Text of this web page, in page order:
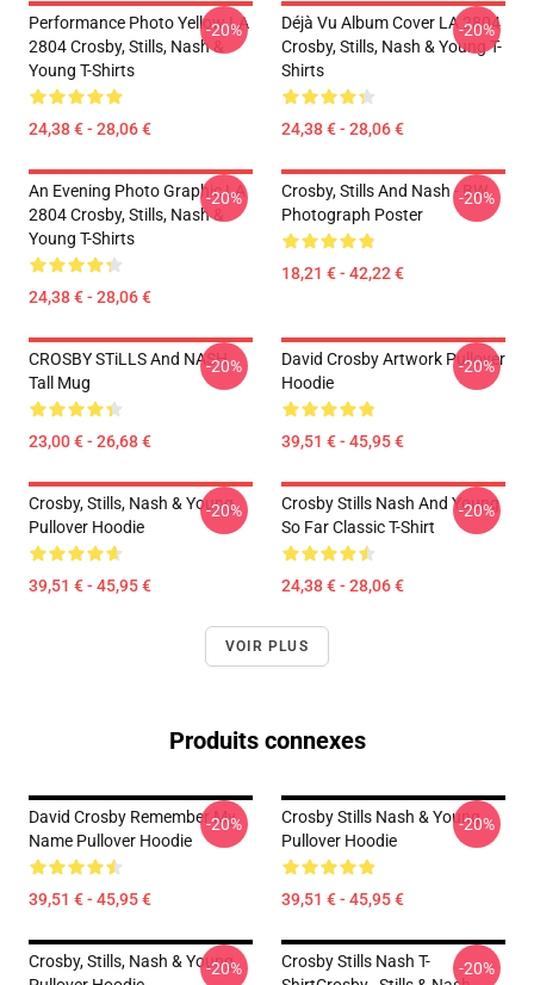
Performance Photo Yellow LA
2804 Crosby, Stills, Nash &
Young T-Shirts
24,38 € - 28,06 €
-20%
Déjà Vu Album Cover LA 2804
Crosby, Stills, Nash & Young T-
Shirts
24,38 € - 28,06 €
-20%
An Evening Photo Graphic LA
2804 Crosby, Stills, Nash &
Young T-Shirts
24,38 € - 28,06 €
-20%
Crosby, Stills And Nash - BW
Photograph Poster
18,21 € - 42,22 €
-20%
CROSBY STiLLS And NASH
Tall Mug
23,00 € - 26,68 €
-20%
David Crosby Artwork Pullover
Hoodie
39,51 € - 45,95 €
-20%
Crosby, Stills, Nash & Young
Pullover Hoodie
39,51 € - 45,95 €
-20%
Crosby Stills Nash And Young
So Far Classic T-Shirt
24,38 € - 28,06 €
-20%
VOIR PLUS
Produits connexes
David Crosby Remember My
Name Pullover Hoodie
39,51 € - 45,95 €
-20%
Crosby Stills Nash & Young
Pullover Hoodie
39,51 € - 45,95 €
-20%
Crosby, Stills, Nash & Young
-20%
Crosby Stills Nash T-
-20%